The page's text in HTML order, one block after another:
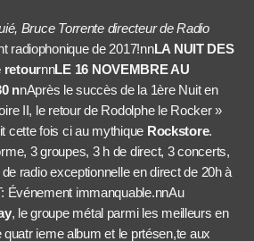
Bruce Torrente directeur de Radio
radiophonique de 2017!nnLA NUIT DES
retournnLE 16 NOVEMBRE AU
nnAprès le succès de la 1ère Nuit en
II, le retour de Rodolphe le Rocker »
cette fois ci au mythique Rockstore.
3 groupes, 3 h de direct, 3 concerts,
de radioexceptionnelle en direct de 20h à
Événement immanquable.nnAu
, le groupe métal parmi les meilleurs en
ieme album et le prtésen,te aux